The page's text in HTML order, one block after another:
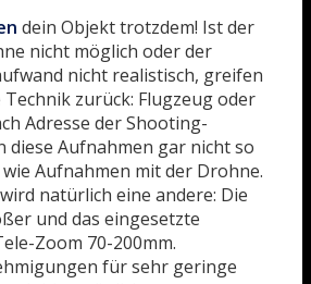
dein Objekt trotzdem! Ist der
nicht möglich oder der
nicht realistisch, greifen
zurück: Flugzeug oder
Adresse der Shooting-
diese Aufnahmen gar nicht so
Aufnahmen mit der Drohne.
natürlich eine andere: Die
und das eingesetzte
Zoom 70-200mm.
für sehr geringe